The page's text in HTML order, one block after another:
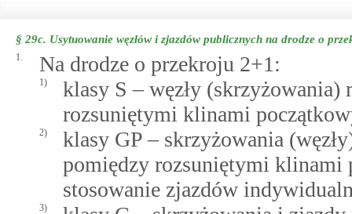
§ 29c. Usytuowanie węzłów i zjazdów publicznych na drodze o
1. Na drodze o przekroju 2+1:
1)
klasy S – węzły (skrzyżowania)
rozsuniętymi klinami
2)
klasy GP – skrzyżowania
pomiędzy rozsuniętymi
stosowanie zjazdów
3)